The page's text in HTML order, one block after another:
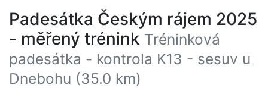
Padesátka Českým rájem 2025
- měřený trénink Tréninková
padesátka - kontrola K13 - sesuv u
Dnebohu (35.0 km)